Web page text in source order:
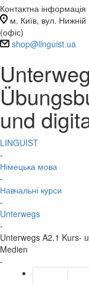
Контактна інформація
м. Київ, вул.
(офіс)
shop@linguist.ua
und
LINGUIST
-
Німецька мова
-
Навчальні курси
-
Unterwegs
-
Unterwegs A2.1 Kurs-
Medien
-